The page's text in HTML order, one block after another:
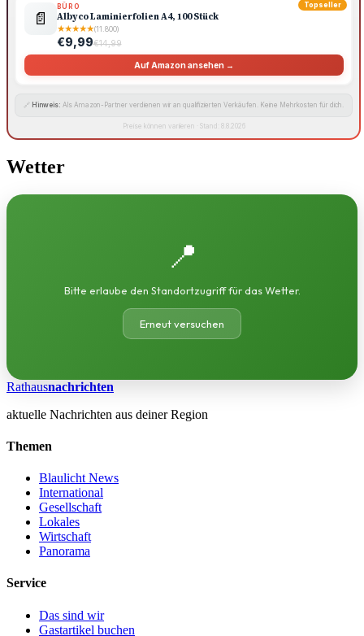
Topseller
📄
BÜRO
Albyco Laminierfolien A4, 100 Stück
★★★★★(11.800)
€9,99€14,99
Auf Amazon ansehen →
🔗 Hinweis: Als Amazon-Partner verdienen wir an qualifizierten Verkäufen. Keine Mehrkosten für dich.
Preise können variieren · Stand: 8.8.2026
Wetter
📍
Bitte erlaube den Standortzugriff für das Wetter.
Erneut versuchen
Rathausnachrichten
aktuelle Nachrichten aus deiner Region
Themen
Blaulicht News
International
Gesellschaft
Lokales
Wirtschaft
Panorama
Service
Das sind wir
Gastartikel buchen